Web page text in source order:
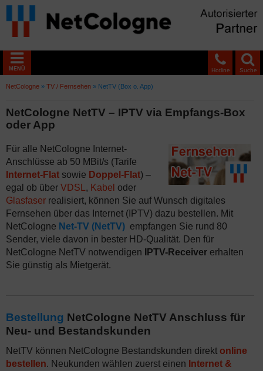
Suche
Hotline
MENÜ
NetCologne » TV / Fernsehen » NetTV (Box o. App)
NetCologne NetTV – IPTV via Empfangs-Box
oder App
Für alle NetCologne Internet-
Anschlüsse ab 50 MBit/s (Tarife
Internet-Flat sowie Doppel-Flat) –
egal ob über VDSL , Kabel oder
Glasfaser realisiert, können Sie auf Wunsch digitales
Fernsehen über das Internet (IPTV) dazu bestellen. Mit
NetCologne Net-TV (NetTV) empfangen Sie rund 80
Sender, viele davon in bester HD-Qualität. Den für
NetCologne NetTV notwendigen
IPTV-Receiver erhalten
Sie günstig als Mietgerät.
Bestellung NetCologne NetTV Anschluss für
Neu- und Bestandskunden
NetTV können NetCologne Bestandskunden direkt online
bestellen. Neukunden wählen zuerst einen Internet &